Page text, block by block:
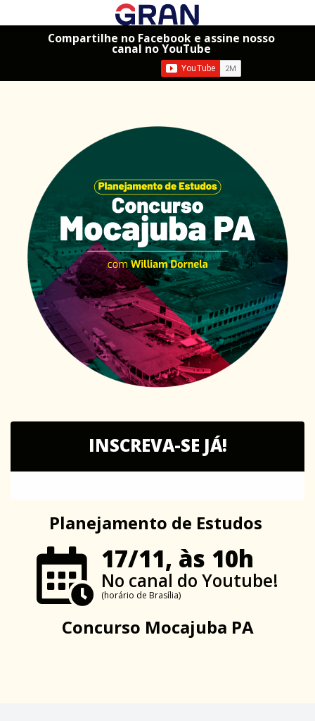
Compartilhe no Facebook e assine nosso
canal no YouTube
INSCREVA-SE JÁ!
Planejamento de Estudos
17/11, às 10h
No canal do Youtube!
(horário de Brasília)
Concurso Mocajuba PA